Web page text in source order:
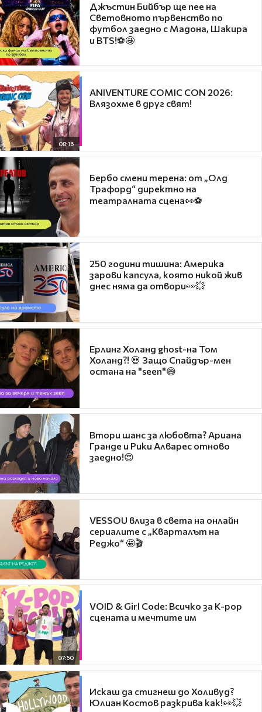
Джъстин Бийбър ще пее на
Световното първенство по
футбол заедно с Мадона, Шакира
и BTS!⚽🤩
08:16
ANIVENTURE COMIC CON 2026:
Влязохме в друг свят!
Бербо смени терена: от „Олд
Трафорд“ директно на
театралната сцена👀⚽
250 години тишина: Америка
зарови капсула, която никой жив
днес няма да отвори👀💥
Ерлинг Холанд ghost-на Том
Холанд?! 💀 Защо Спайдър-мен
остана на "seen"😅
Втори шанс за любовта? Ариана
Гранде и Рики Алварес отново
заедно!😍
VESSOU влиза в света на онлайн
сериалите с „Кварталът на
Реджо“ 🤩🎬
07:50
VOID & Girl Code: Всичко за K-pop
сцената и мечтите им
Искаш да стигнеш до Холивуд?
Юлиан Костов разкрива как!👀💥